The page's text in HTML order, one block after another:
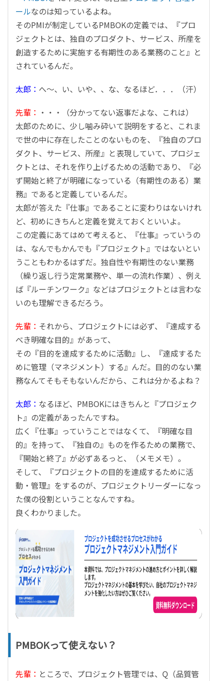
ールなのは知っているよね。
そのPMIが制定しているPMBOKの定義では、『プロ
ジェクトとは、独自のプロダクト、サービス、所産を
創造するために実施する有期性のある業務のこと』と
されているんだ。
太郎： へ～、い、いや、、な、なるほど．．．（汗）
先輩： ・・・（分かってない返事だよな、これは）
太郎のために、少し噛み砕いて説明をすると、これま
で世の中に存在したことのないものを、『独自のプロ
ダクト、サービス、所産』と表現していて、プロジェ
クトとは、それを作り上げるための活動であり、『必
ず開始と終了が明確になっている（有期性のある）業
務』であると定義しているんだ。
太郎が答えた『仕事』であることに変わりはないけれ
ど、初めにきちんと定義を覚えておくといいよ。
この定義にあてはめて考えると、『仕事』っていうの
は、なんでもかんでも『プロジェクト』ではないとい
うこともわかるはずだ。独自性や有期性のない業務
（繰り返し行う定常業務や、単一の流れ作業）、例え
ば『ルーチンワーク』などはプロジェクトとは言わな
いのも理解できるだろう。
先輩： それから、プロジェクトには必ず、『達成する
べき明確な目的』があって、
その『目的を達成するために活動』し、『達成するた
めに管理（マネジメント）する』んだ。目的のない業
務なんてそもそもないんだから、これは分かるよね？
太郎： なるほど、PMBOKにはきちんと『プロジェク
ト』の定義があったんですね。
広く『仕事』っていうことではなくて、『明確な目
的』を持って、『独自の』ものを作るための業務で、
『開始と終了』が必ずあるっと、（メモメモ）。
そして、『プロジェクトの目的を達成するために活
動・管理』をするのが、プロジェクトリーダーになっ
た僕の役割ということなんですね。
良くわかりました。
PMBOKって使えない？
先輩： ところで、プロジェクト管理では、Q（品質管